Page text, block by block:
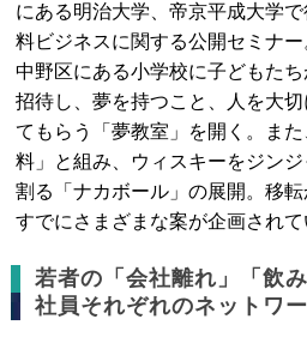
にある明治大学、帝京平成大学
料ビジネスに関する公開セミナー
中野区にある小学校に子どもた
招待し、夢を持つこと、人を大
てもらう「夢教室」を開く。ま
料」と組み、ウィスキーをジン
割る「ナカボール」の展開。移転
すでにさまざまな案が企画されて
若者の「会社離れ」「飲
社員それぞれのネットワ